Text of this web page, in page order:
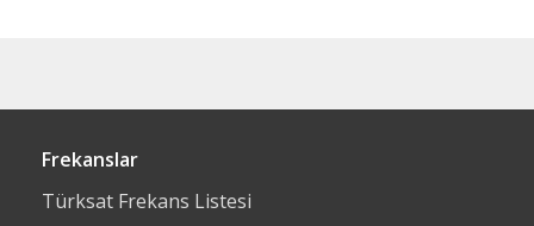
Frekanslar
Türksat Frekans Listesi